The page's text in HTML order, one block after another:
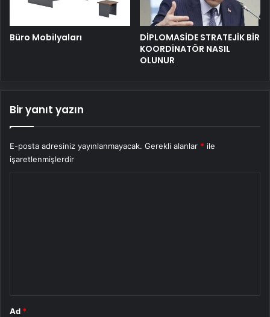
Büro Mobilyaları
DİPLOMASİDE STRATEJİK BİR
KOORDİNATÖR NASIL
OLUNUR
Bir yanıt yazın
E-posta adresiniz yayınlanmayacak. Gerekli alanlar * ile
işaretlenmişlerdir
Ad *